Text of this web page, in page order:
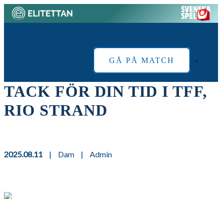
GÅ PÅ MATCH
TACK FÖR DIN TID I TFF,
RIO STRAND
2025.08.11 | Dam | Admin